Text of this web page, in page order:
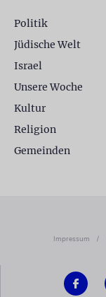
Politik
Jüdische Welt
Israel
Unsere Woche
Kultur
Religion
Gemeinden
Impressum
/